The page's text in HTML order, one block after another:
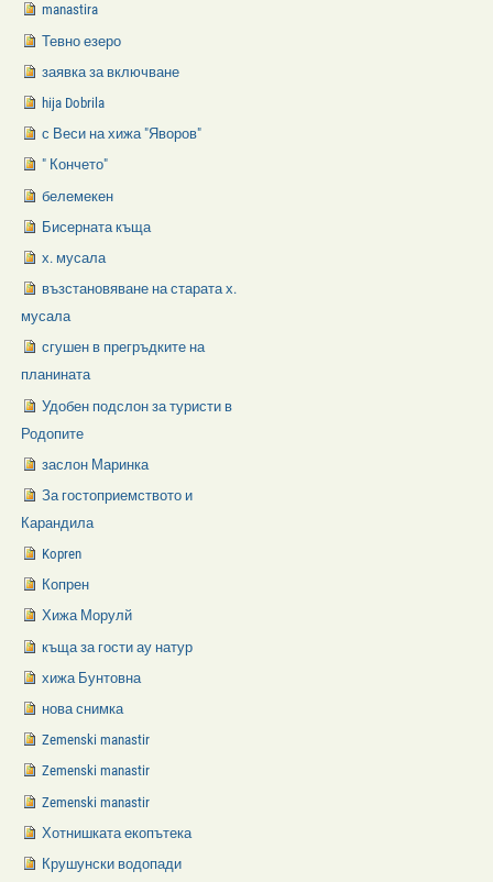
manastira
Тевно езеро
заявка за включване
hija Dobrila
с Веси на хижа "Яворов"
" Кончето"
белемекен
Бисерната къща
х. мусала
възстановяване на старата х.
мусала
сгушен в прегръдките на
планината
Удобен подслон за туристи в
Родопите
заслон Маринка
За гостоприемството и
Карандила
Kopren
Копрен
Хижа Морулй
къща за гости ау натур
хижа Бунтовна
нова снимка
Zemenski manastir
Zemenski manastir
Zemenski manastir
Хотнишката екопътека
Крушунски водопади